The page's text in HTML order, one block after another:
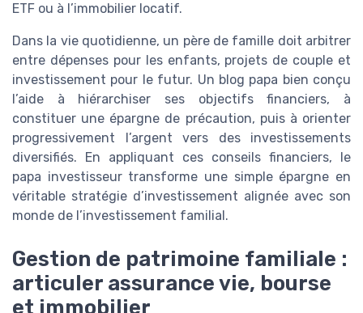
ETF ou à l’immobilier locatif.
Dans la vie quotidienne, un père de famille doit arbitrer
entre dépenses pour les enfants, projets de couple et
investissement pour le futur. Un blog papa bien conçu
l’aide à hiérarchiser ses objectifs financiers, à
constituer une épargne de précaution, puis à orienter
progressivement l’argent vers des investissements
diversifiés. En appliquant ces conseils financiers, le
papa investisseur transforme une simple épargne en
véritable stratégie d’investissement alignée avec son
monde de l’investissement familial.
Gestion de patrimoine familiale :
articuler assurance vie, bourse
et immobilier